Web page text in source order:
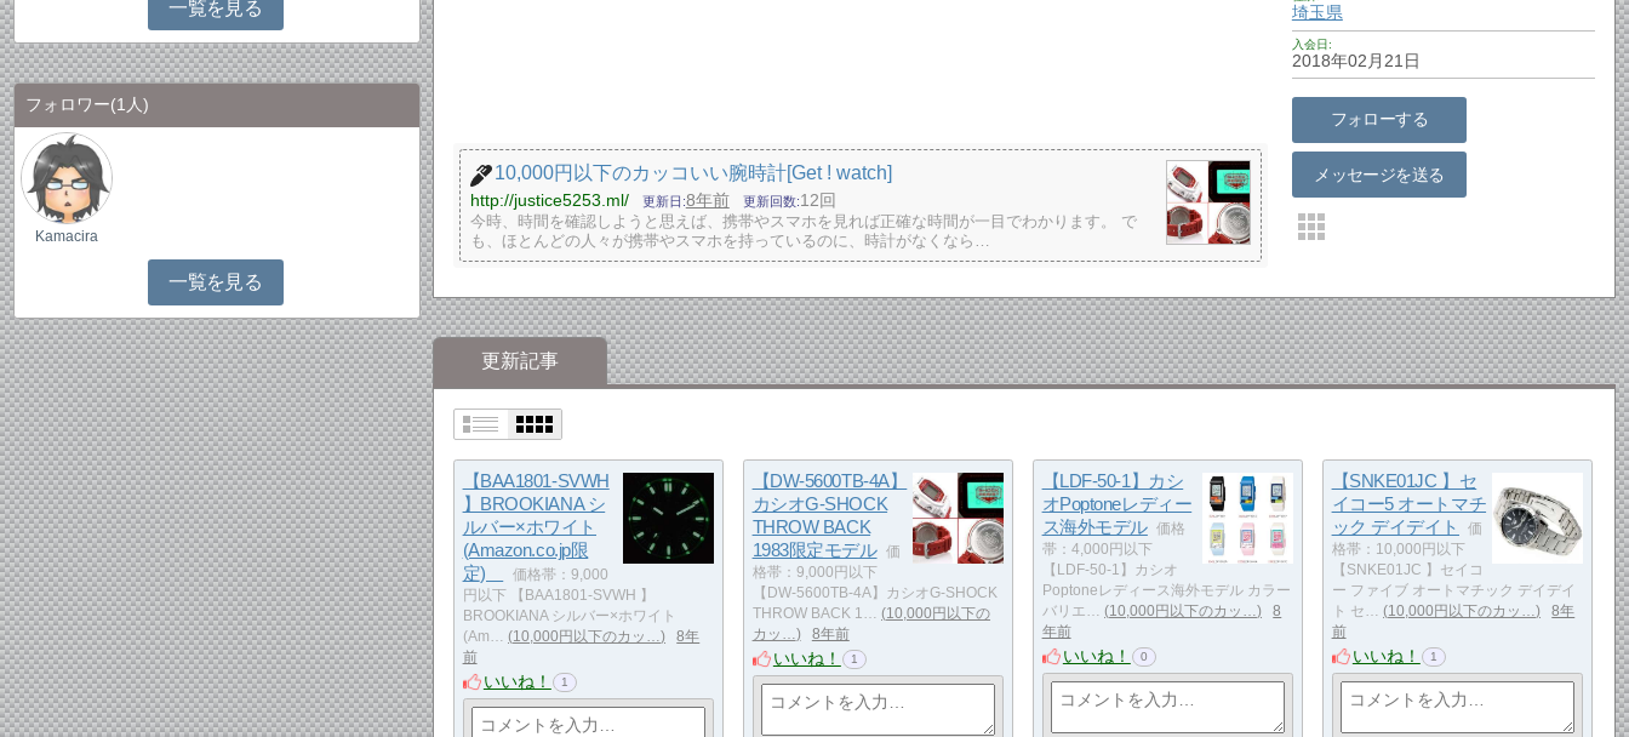
埼玉県
入会日
2018年02月21日
フォローする
メッセージを送る
10,000円以下のカッコいい腕時計[Get ! watch]
http://justice5253.ml/ 更新日 8年前 更新回数 12回
今時、時間を確認しようと思えば、携帯やスマホを見れば正確な時間が一目でわかります。 で
も、ほとんどの人々が携帯やスマホを持っているのに、時計がなくなら…
更新記事
【BAA1801-SVWH
】BROOKIANA シ
ルバー×ホワイト
(Amazon.co.jp限
定)
価格帯：9,000
円以下 【BAA1801-SVWH 】
BROOKIANA シルバー×ホワイト
(Am…
10,000円以下のカッ…
8年
前
いいね！ 1
【DW-5600TB-4A】
カシオG-SHOCK
THROW BACK
1983限定モデル
価
格帯：9,000円以下
【DW-5600TB-4A】カシオG-SHOCK
THROW BACK 1…
10,000円以下の
カッ…
8年前
いいね！ 1
【LDF-50-1】カシ
オPoptoneレディー
ス海外モデル
価格
帯：4,000円以下
【LDF-50-1】カシオ
Poptoneレディース海外モデル カラー
バリエ…
10,000円以下のカッ…
8
年前
いいね！ 0
【SNKE01JC 】セ
イコー5 オートマチ
ック デイデイト
価
格帯：10,000円以下
【SNKE01JC 】セイコ
ー ファイブ オートマチック デイデイ
ト セ…
10,000円以下のカッ…
8年
前
いいね！ 1
一覧を見る
フォロワー(1人)
Kamacira
一覧を見る